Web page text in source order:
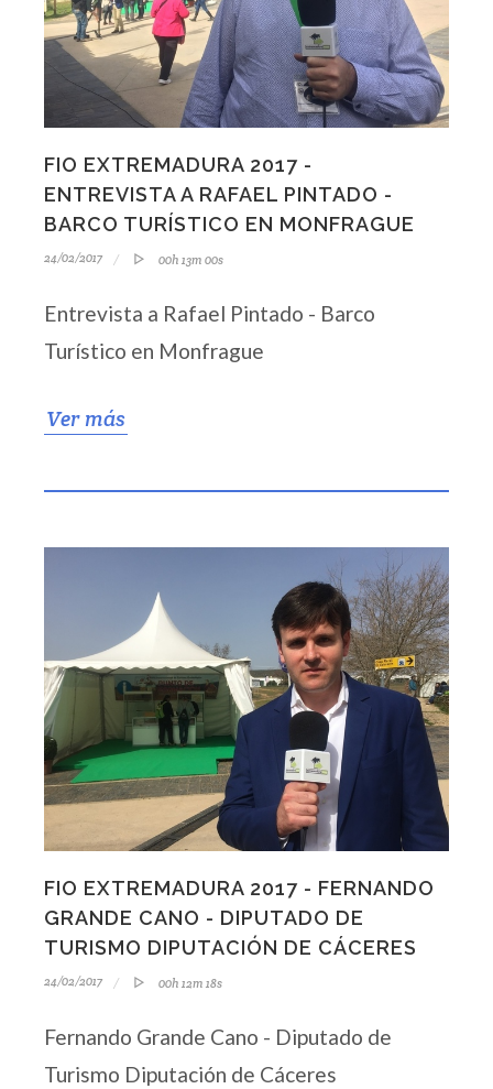
FIO EXTREMADURA 2017 -
ENTREVISTA A RAFAEL PINTADO -
BARCO TURÍSTICO EN MONFRAGUE
24/02/2017 00h 13m 00s
Entrevista a Rafael Pintado - Barco
Turístico en Monfrague
Ver más
FIO EXTREMADURA 2017 - FERNANDO
GRANDE CANO - DIPUTADO DE
TURISMO DIPUTACIÓN DE CÁCERES
24/02/2017 00h 12m 18s
Fernando Grande Cano - Diputado de
Turismo Diputación de Cáceres